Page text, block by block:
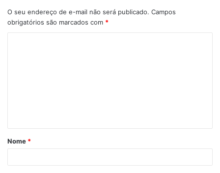
O seu endereço de e-mail não será publicado. Campos
obrigatórios são marcados com *
á
r
Nome *